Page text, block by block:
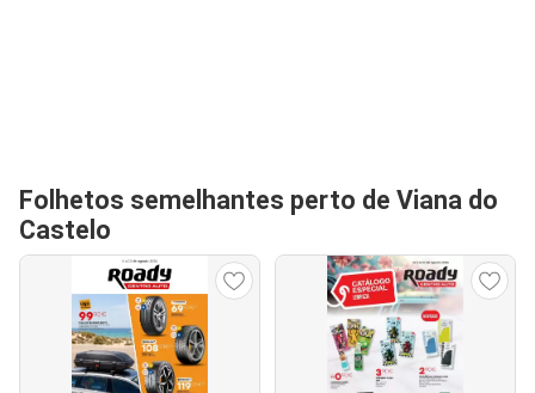
Folhetos semelhantes perto de Viana do
Castelo